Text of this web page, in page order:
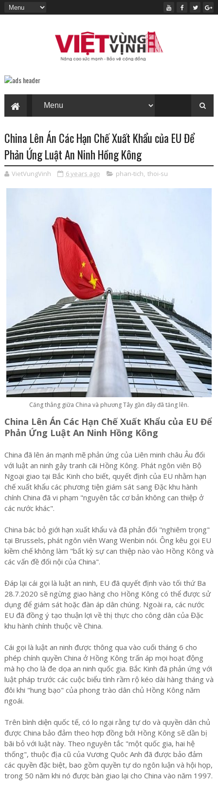
China Lên Án Các Hạn Chế Xuất Khẩu của EU Để
Phản Ứng Luật An Ninh Hồng Kông
VietVungVinh 6 years ago phan-tich, thoi-su
Căng thẳng giữa China và phương Tây gần đây đã tăng lên.
China Lên Án Các Hạn Chế Xuất Khẩu của EU Để
Phản Ứng Luật An Ninh Hồng Kông
China đã lên án mạnh mẽ phản ứng của Liên minh châu Âu đối
với luật an ninh gây tranh cãi Hồng Kông. Phát ngôn viên Bộ
Ngoại giao tại Bắc Kinh cho biết, quyết định của EU nhằm hạn
chế xuất khẩu các phương tiện giám sát sang Đặc khu hành
chính China đã vi phạm "nguyên tắc cơ bản không can thiệp ở
các nước khác".
China bác bỏ giới hạn xuất khẩu và đã phản đối "nghiêm trọng"
tại Brussels, phát ngôn viên Wang Wenbin nói. Ông kêu gọi EU
kiềm chế không làm "bất kỳ sự can thiệp nào vào Hồng Kông và
các vấn đề đối nội của China".
Đáp lại cái gọi là luật an ninh, EU đã quyết định vào tối thứ Ba
28.7.2020 sẽ ngừng giao hàng cho Hồng Kông có thể được sử
dụng để giám sát hoặc đàn áp dân chúng. Ngoài ra, các nước
EU đã đồng ý tạo thuận lợi về thị thực cho công dân của Đặc
khu hành chính thuộc về China.
Cái gọi là luật an ninh được thông qua vào cuối tháng 6 cho
phép chính quyền China ở Hồng Kông trấn áp mọi hoạt động
mà họ cho là đe dọa an ninh quốc gia. Bắc Kinh đã phản ứng với
luật pháp trước các cuộc biểu tình rầm rộ kéo dài hàng tháng và
đôi khi "hung bạo" của phong trào dân chủ Hồng Kông năm
ngoái.
Trên bình diện quốc tế, có lo ngại rằng tự do và quyền dân chủ
được China bảo đảm theo hợp đồng bởi Hồng Kông sẽ dần bị
bãi bỏ với luật này. Theo nguyên tắc "một quốc gia, hai hệ
thống", thuộc địa cũ của Vương Quôc Anh đã được bảo đảm
các quyền đặc biệt, bao gồm quyền tự do ngôn luận và hội họp,
trong 50 năm khi nó được bàn giao lại cho China vào năm 1997.